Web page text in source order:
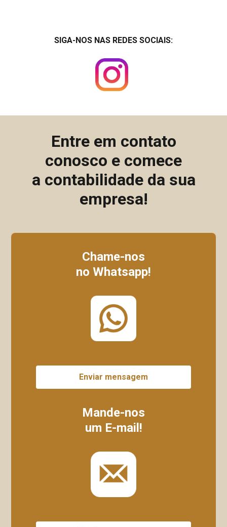
SIGA-NOS NAS REDES SOCIAIS:
Entre em contato
conosco e comece
a contabilidade da sua
empresa!
Chame-nos
no Whatsapp!
Enviar mensagem
Mande-nos
um E-mail!